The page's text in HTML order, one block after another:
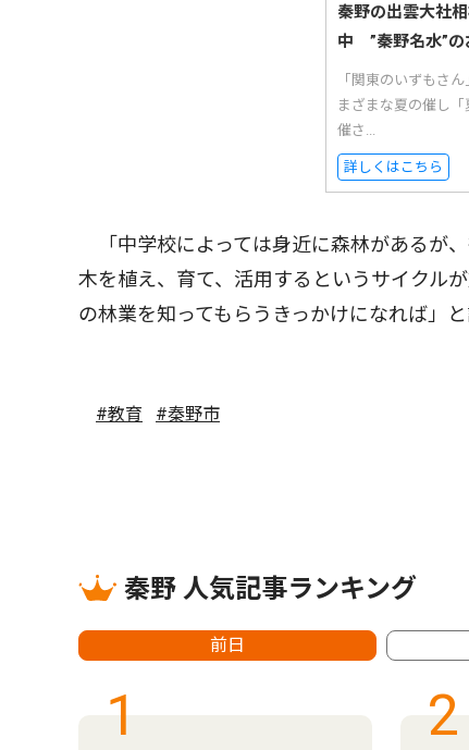
秦野の出雲大社
中 ”秦野名水”の
「関東のいずもさ
まざまな夏の催し
催さ...
詳しくはこちら
「中学校によっては身近に森林があるが
木を植え、育て、活用するというサイクル
の林業を知ってもらうきっかけになれば」と
#教育 #秦野市
秦野 人気記事ランキング
前日
1 2